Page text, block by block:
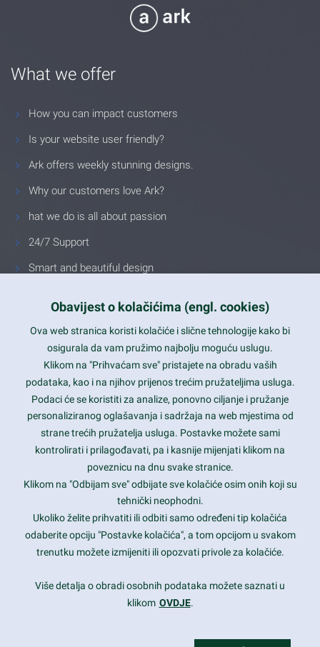
What we offer
How you can impact customers
Is your website user friendly?
Ark offers weekly stunning designs.
Why our customers love Ark?
hat we do is all about passion
24/7 Support
Smart and beautiful design
Latest trends and much more...
Contact Info
1600 Amphitheatre Parkway, Mountain View, CA 94043
prothemes.net@gmail.com
Daily: 9:00 am - 6:00 pm
Sunday: Closed
Copyright 2017FRESHFACE© All Rights Reserved
Obavijest o kolačićima (engl. cookies)
Ova web stranica koristi kolačiće i slične tehnologije kako bi
osigurala da vam pružimo najbolju moguću uslugu.
Klikom na "Prihvaćam sve" pristajete na obradu vaših
podataka, kao i na njihov prijenos trećim pružateljima usluga.
Podaci će se koristiti za analize, ponovno ciljanje i pružanje
personaliziranog oglašavanja i sadržaja na web mjestima od
strane trećih pružatelja usluga. Postavke možete sami
kontrolirati i prilagođavati, pa i kasnije mijenjati klikom na
poveznicu na dnu svake stranice.
Klikom na "Odbijam sve" odbijate sve kolačiće osim onih koji su
tehnički neophodni.
Ukoliko želite prihvatiti ili odbiti samo određeni tip kolačića
odaberite opciju "Postavke kolačića", a tom opcijom u svakom
trenutku možete izmijeniti ili opozvati privole za kolačiće.
Više detalja o obradi osobnih podataka možete saznati u
klikom OVDJE.